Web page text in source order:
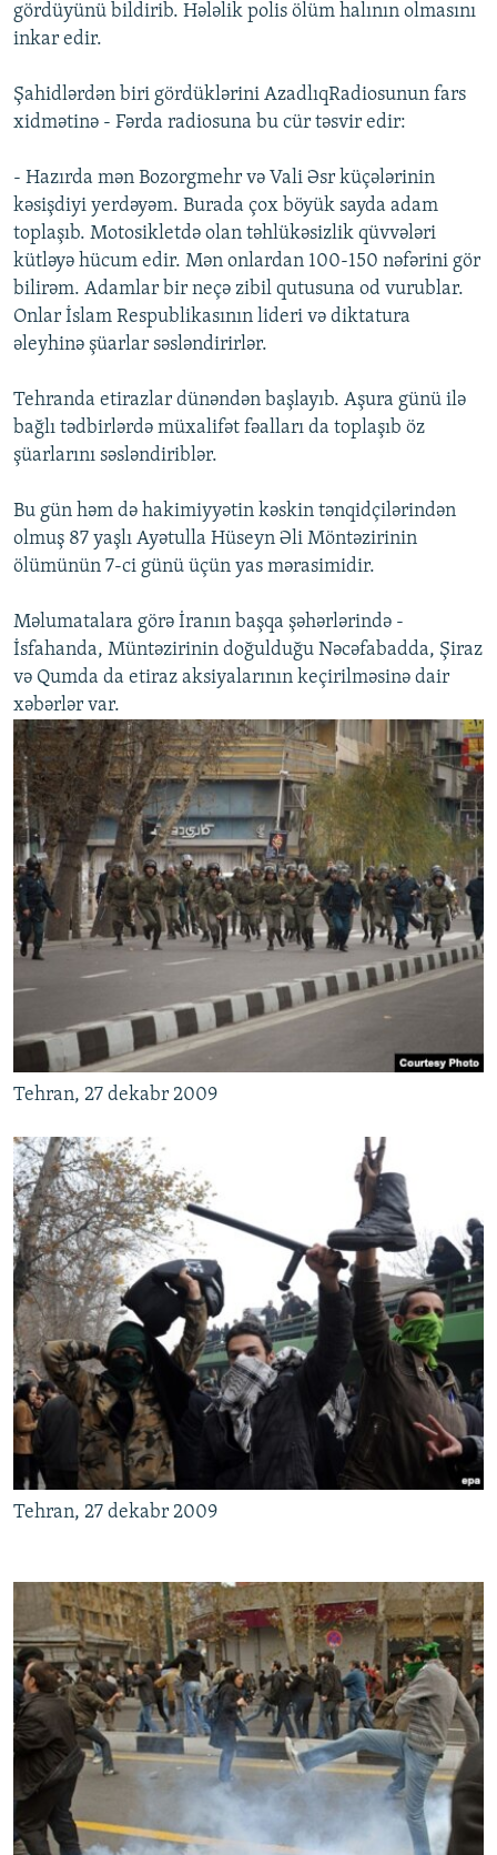
gördüyünü bildirib. Hələlik polis ölüm halının olmasını
inkar edir.
Şahidlərdən biri gördüklərini AzadlıqRadiosunun fars
xidmətinə - Fərda radiosuna bu cür təsvir edir:
- Hazırda mən Bozorgmehr və Vali Əsr küçələrinin
kəsişdiyi yerdəyəm. Burada çox böyük sayda adam
toplaşıb. Motosikletdə olan təhlükəsizlik qüvvələri
kütləyə hücum edir. Mən onlardan 100-150 nəfərini gör
bilirəm. Adamlar bir neçə zibil qutusuna od vurublar.
Onlar İslam Respublikasının lideri və diktatura
əleyhinə şüarlar səsləndirirlər.
Tehranda etirazlar dünəndən başlayıb. Aşura günü ilə
bağlı tədbirlərdə müxalifət fəalları da toplaşıb öz
şüarlarını səsləndiriblər.
Bu gün həm də hakimiyyətin kəskin tənqidçilərindən
olmuş 87 yaşlı Ayətulla Hüseyn Əli Möntəzirinin
ölümünün 7-ci günü üçün yas mərasimidir.
Məlumatalara görə İranın başqa şəhərlərində -
İsfahanda, Müntəzirinin doğulduğu Nəcəfabadda, Şiraz
və Qumda da etiraz aksiyalarının keçirilməsinə dair
xəbərlər var.
Tehran, 27 dekabr 2009
Tehran, 27 dekabr 2009